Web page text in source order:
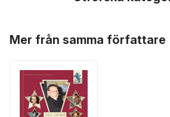
Mer från samma författare